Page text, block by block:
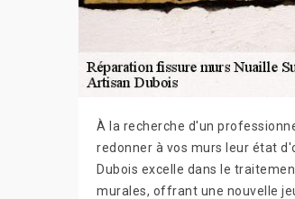
À la recherche d'un
redonner à vos murs leur état
Dubois excelle dans le
murales, offrant une nouvelle